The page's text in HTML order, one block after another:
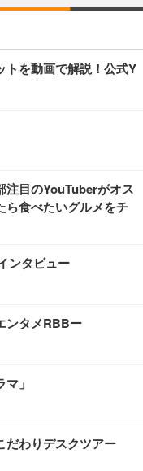
トを動画で解説！公式Y
注目のYouTuberがオス
ら食べたいグルメをチ
ンタビュー
ンタメRBBー
」
だわりデスクツアー